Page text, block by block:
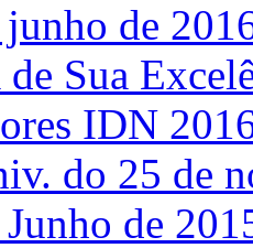
junho de
Sua
IDN
do 25 de
de